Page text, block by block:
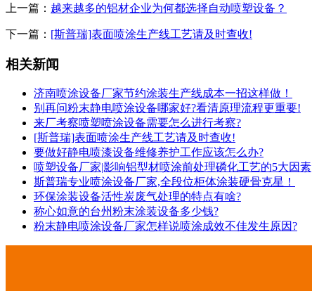
上一篇： 越来越多的铝材企业为何都选择自动喷塑设备？
下一篇： [斯普瑞]表面喷涂生产线工艺请及时查收!
相关新闻
济南喷涂设备厂家节约涂装生产线成本一招这样做！
别再问粉末静电喷涂设备哪家好?看清原理流程更重要!
来厂考察喷塑喷涂设备需要怎么进行考察?
[斯普瑞]表面喷涂生产线工艺请及时查收!
要做好静电喷漆设备维修养护工作应该怎么办?
喷塑设备厂家|影响铝型材喷涂前处理磷化工艺的5大因素
斯普瑞专业喷涂设备厂家,全段位柜体涂装硬骨克星！
环保涂装设备活性炭废气处理的特点有啥?
称心如意的台州粉末涂装设备多少钱?
粉末静电喷涂设备厂家怎样说喷涂成效不佳发生原因?